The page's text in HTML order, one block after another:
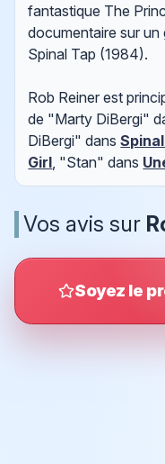
fantastique The
documentaire sur
Spinal Tap (1984).
Rob Reiner est
de "Marty DiBergi"
DiBergi" dans
Girl, "Stan" dans
Vos avis sur
Soyez le